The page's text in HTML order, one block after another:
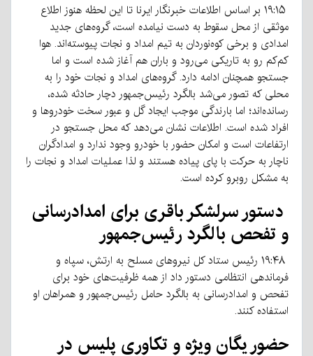
۱۹:۱۵ بر اساس اطلاعات خبرنگار ایرنا تا این لحظه هنوز اطلاع
موثقی از محل سقوط به دست نیامده است، گروه‌های جدید
امدادی و برخی کوه‌نوردان به تیم امداد و نجات پیوسته‌اند. هوا
کم‌کم رو به تاریکی می‌رود و باران هم آغاز شده است و اما
جستجو همچنان ادامه دارد. گروه‌های امداد و نجات خود را به
محلی که تصور می‌شد بالگرد رئیس‌جمهور دچار حادثه شده،
رسانده‌اند؛ اما بارندگی موجب ایجاد گل و عبور سخت خودروها و
افراد شده است. اطلاعات نشان می‌دهد که محل جستجو در
ارتفاعات است و امکان حضور با خودرو وجود ندارد و امدادگران
ناچار به حرکت با پای پیاده هستند و لذا عملیات امداد و نجات را
به مشکل روبرو کرده است.
دستور سرلشکر باقری برای امدادرسانی
و تفحص بالگرد رئیس‌جمهور
۱۹:۴۸ رئیس ستاد کل نیروهای مسلح به ارتش، سپاه و
فرماندهی انتظامی دستور داد از همه ظرفیت‌های خود برای
تفحص و امدادرسانی به بالگرد حامل رئیس‌جمهور و همراهان او
استفاده کنند.
حضور یگان ویژه و تکاوری پلیس در